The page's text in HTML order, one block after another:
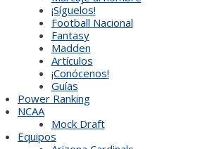
¡Síguelos!
Football Nacional
Fantasy
Madden
Artículos
¡Conócenos!
Guías
Power Ranking
NCAA
Mock Draft
Equipos